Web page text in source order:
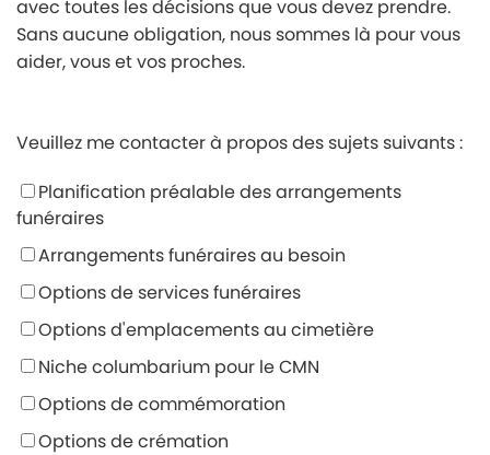
avec toutes les décisions que vous devez prendre.
Sans aucune obligation, nous sommes là pour vous
aider, vous et vos proches.
Veuillez me contacter à propos des sujets suivants :
Planification préalable des arrangements
funéraires
Arrangements funéraires au besoin
Options de services funéraires
Options d'emplacements au cimetière
Niche columbarium pour le CMN
Options de commémoration
Options de crémation